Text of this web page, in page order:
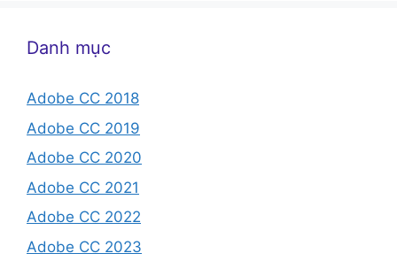
Danh mục
Adobe CC 2018
Adobe CC 2019
Adobe CC 2020
Adobe CC 2021
Adobe CC 2022
Adobe CC 2023